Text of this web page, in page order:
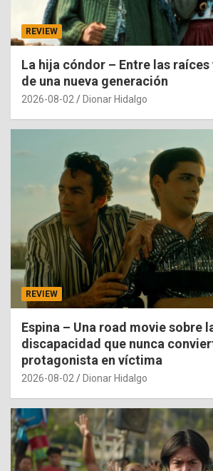
REVIEW
La hija cóndor – Entre las raíces
de una nueva generación
2026-08-02 Dionar Hidalgo
REVIEW
Espina – Una road movie sobre
discapacidad que nunca
protagonista en víctima
2026-08-02 Dionar Hidalgo